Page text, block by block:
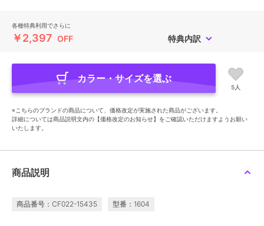
各種特典利用でさらに
￥2,397 OFF 特典内訳
カラー・サイズを選ぶ
5人
※こちらのブランドの商品について、価格改定が実施された商品がございます。
詳細については商品説明文内の【価格改定のお知らせ】をご確認いただけますようお願い
いたします。
商品説明
商品番号：CF022-15435 型番：1604